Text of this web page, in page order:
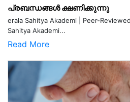
പ്രബന്ധങ്ങൾ ക്ഷണിക്കുന്നു
erala Sahitya Akademi | Peer-
Sahitya Akademi...
Read More